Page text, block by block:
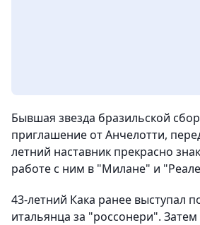
Бывшая звезда бразильской
приглашение от Анчелотти,
летний наставник прекрасно
работе с ним в "Милане" и
43-летний Кака ранее выступал
итальянца за "россонери". Затем